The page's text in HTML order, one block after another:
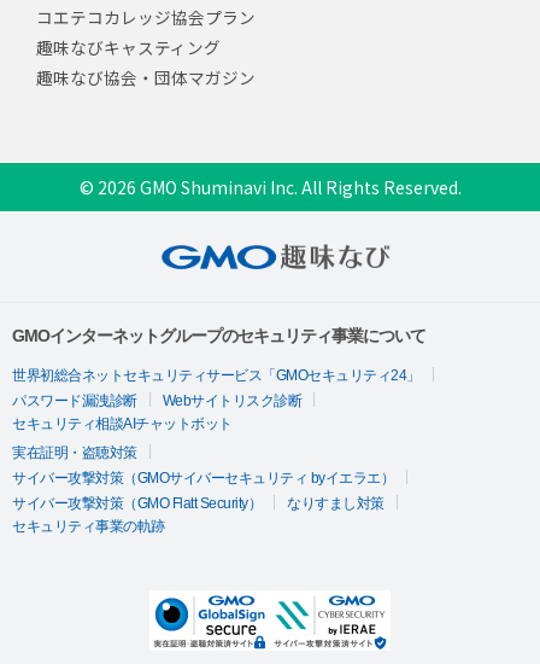
コエテコカレッジ協会プラン
趣味なびキャスティング
趣味なび協会・団体マガジン
© 2026 GMO Shuminavi Inc. All Rights Reserved.